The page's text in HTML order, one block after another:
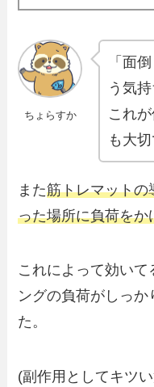
ちょらすか
「面
う気
これ
も大切
また筋トレマットの
った場所に負荷をか
これによって効い
ングの負荷がしっか
た。
(副作用としてキツ